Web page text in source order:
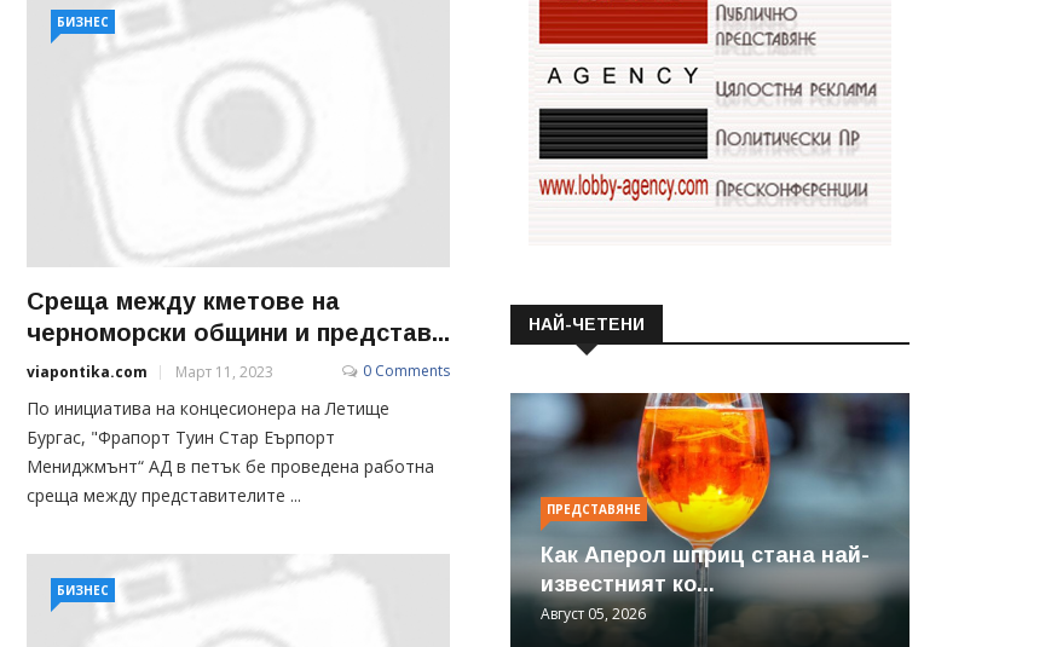
БИЗНЕС
Среща между кметове на
черноморски общини и представ...
viapontika.com Март 11, 2023 0 Comments
По инициатива на концесионера на Летище
Бургас, "Фрапорт Туин Стар Еърпорт
Мениджмънт“ АД в петък бе проведена работна
среща между представителите ...
БИЗНЕС
НАЙ-ЧЕТЕНИ
ПРЕДСТАВЯНЕ
Как Аперол шприц стана най-
известният ко...
Август 05, 2026